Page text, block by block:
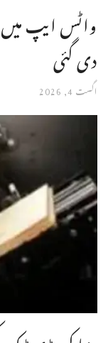
واٹس ایپ
دی گئی
اگست 4, 2026